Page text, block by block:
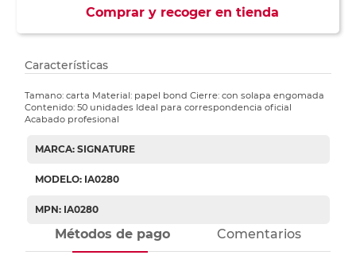
Comprar y recoger en tienda
Características
Tamano: carta Material: papel bond Cierre: con solapa engomada
Contenido: 50 unidades Ideal para correspondencia oficial
Acabado profesional
MARCA: SIGNATURE
MODELO: IA0280
MPN: IA0280
Métodos de pago Comentarios